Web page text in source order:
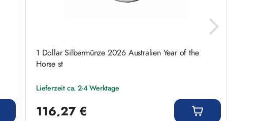
1 Dollar Silbermünze 2026 Australien Year of the
Horse st
Lieferzeit ca. 2-4 Werktage
116,27 €